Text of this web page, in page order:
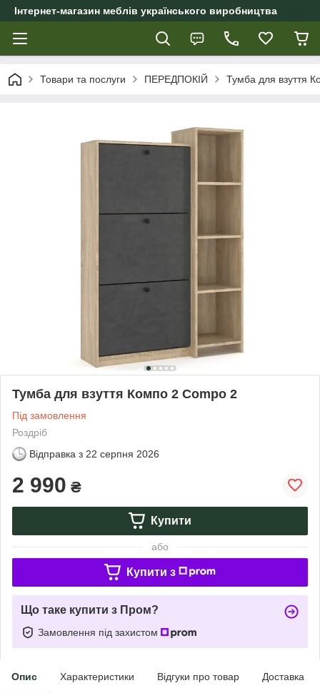
Інтернет-магазин меблів українського виробництва
Товари та послуги ПЕРЕДПОКІЙ Тумба для взуття
Тумба для взуття Компо 2 Compo 2
Під замовлення
Роздріб
Відправка з 22 серпня 2026
2 990 ₴
Купити
або
Купити з
Що таке купити з Пром?
Замовлення під захистом
Опис Характеристики Відгуки про товар Доставка